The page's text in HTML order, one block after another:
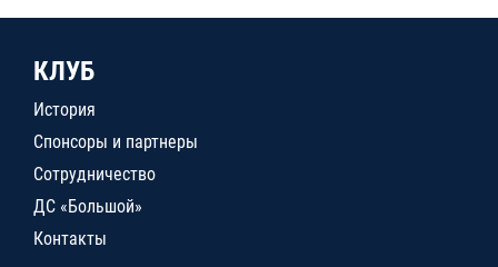
КЛУБ
История
Спонсоры и партнеры
Сотрудничество
ДС «Большой»
Контакты